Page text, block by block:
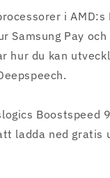
i AMD:s
Samsung Pay och
hur du kan
Boostspeed
ladda ned gratis